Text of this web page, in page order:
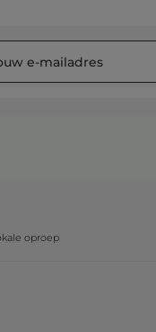
oproep